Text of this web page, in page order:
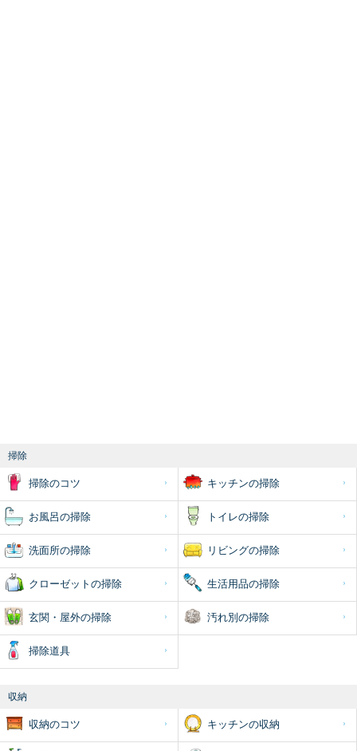
掃除
掃除のコツ キッチンの掃除
お風呂の掃除 トイレの掃除
洗面所の掃除 リビングの掃除
クローゼットの掃除 生活用品の掃除
玄関・屋外の掃除 汚れ別の掃除
掃除道具
収納
収納のコツ キッチンの収納